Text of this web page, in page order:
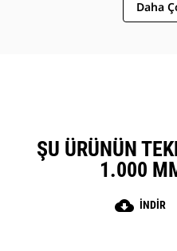
Daha
ŞU ÜRÜNÜN
1.000
cloud_download İNDIR